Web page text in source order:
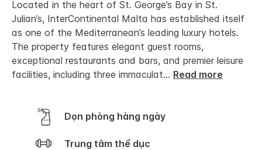
Located in the heart of St. George’s Bay in St.
Julian’s, InterContinental Malta has established itself
as one of the Mediterranean’s leading luxury hotels.
The property features elegant guest rooms,
exceptional restaurants and bars, and premier leisure
facilities, including three immaculat... Read more
Dọn phòng hàng ngày
Trung tâm thể dục